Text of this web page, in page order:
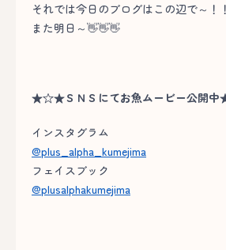
それでは今日のブログはこの辺で～！！
また明日～👋👋👋
★☆★ＳＮＳにてお魚ムービー公開
インスタグラム
@plus_alpha_kumejima
フェイスブック
@plusalphakumejima